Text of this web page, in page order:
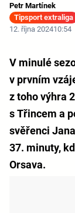
Petr Martínek
Tipsport extraliga
12. října 202410:54
V minulé
v prvním
z toho výhra
s Třincem a
svěřenci
37. minuty,
Orsava.